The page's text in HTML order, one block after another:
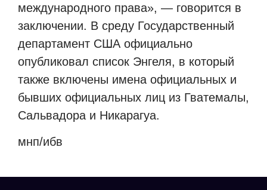
международного права», — говорится в
заключении. В среду Государственный
департамент США официально
опубликовал список Энгеля, в который
также включены имена официальных и
бывших официальных лиц из Гватемалы,
Сальвадора и Никарагуа.
мнп/ибв